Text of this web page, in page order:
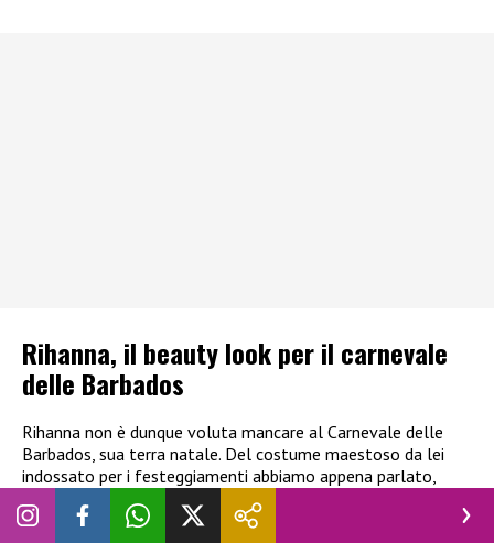
Rihanna, il beauty look per il carnevale
delle Barbados
Rihanna non è dunque voluta mancare al Carnevale delle
Barbados, sua terra natale. Del costume maestoso da lei
indossato per i festeggiamenti abbiamo appena parlato,
manca però qualche accenno albeauty
optato per un rossetto acceso e, soprattutto, a pietre